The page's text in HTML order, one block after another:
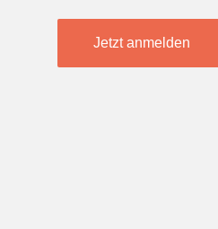
Jetzt anmelden